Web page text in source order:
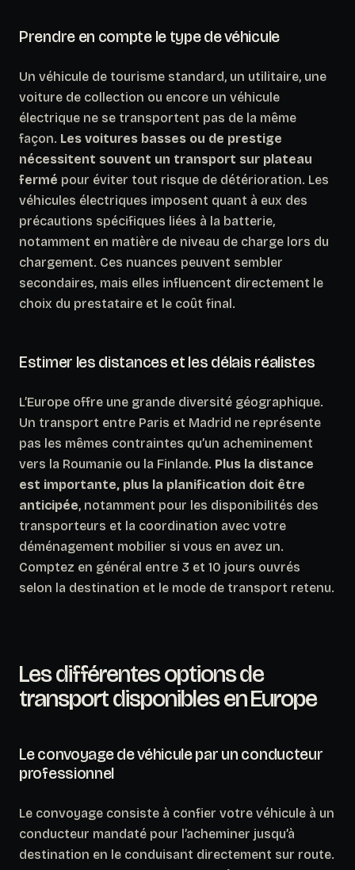
Prendre en compte le type de véhicule
Un véhicule de tourisme standard, un utilitaire, une
voiture de collection ou encore un véhicule
électrique ne se transportent pas de la même
façon. Les voitures basses ou de prestige
nécessitent souvent un transport sur plateau
fermé pour éviter tout risque de détérioration. Les
véhicules électriques imposent quant à eux des
précautions spécifiques liées à la batterie,
notamment en matière de niveau de charge lors du
chargement. Ces nuances peuvent sembler
secondaires, mais elles influencent directement le
choix du prestataire et le coût final.
Estimer les distances et les délais réalistes
L’Europe offre une grande diversité géographique.
Un transport entre Paris et Madrid ne représente
pas les mêmes contraintes qu’un acheminement
vers la Roumanie ou la Finlande. Plus la distance
est importante, plus la planification doit être
anticipée, notamment pour les disponibilités des
transporteurs et la coordination avec votre
déménagement mobilier si vous en avez un.
Comptez en général entre 3 et 10 jours ouvrés
selon la destination et le mode de transport retenu.
Les différentes options de
transport disponibles en Europe
Le convoyage de véhicule par un conducteur
professionnel
Le convoyage consiste à confier votre véhicule à un
conducteur mandaté pour l’acheminer jusqu’à
destination en le conduisant directement sur route.